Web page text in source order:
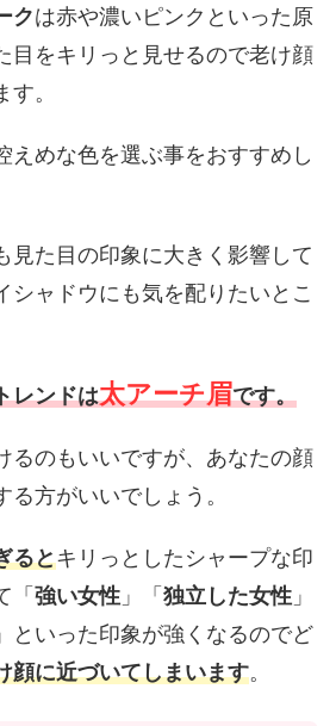
クは赤や濃いピンクといった原
目をキリっと見せるので老け顔
。
えめな色を選ぶ事をおすすめし
見た目の印象に大きく影響して
シャドウにも気を配りたいとこ
レンドは太アーチ眉です。
るのもいいですが、あなたの顔
方がいいでしょう。
るとキリっとしたシャープな印
「 強い女性 」「 独立した女性 」
」といった印象が強くなるのでど
顔に近づいてしまいます。